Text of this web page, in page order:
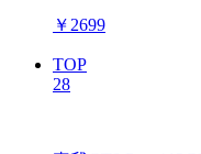
￥ 2699
TOP
28